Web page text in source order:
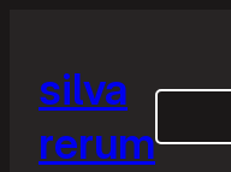
silva
rerum